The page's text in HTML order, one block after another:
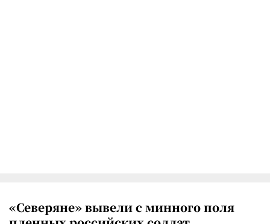
«Северяне» вывели с минного поля